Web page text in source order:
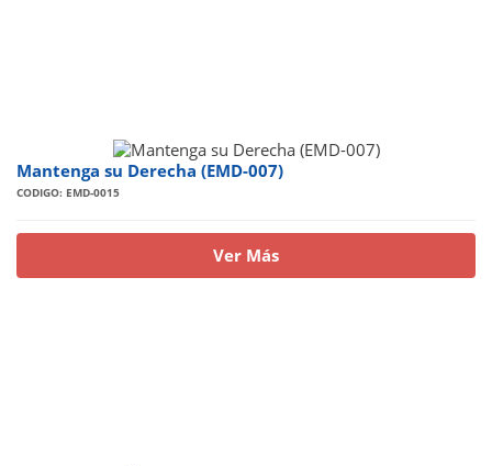
Mantenga su Derecha (EMD-007)
CODIGO: EMD-0015
Ver Más